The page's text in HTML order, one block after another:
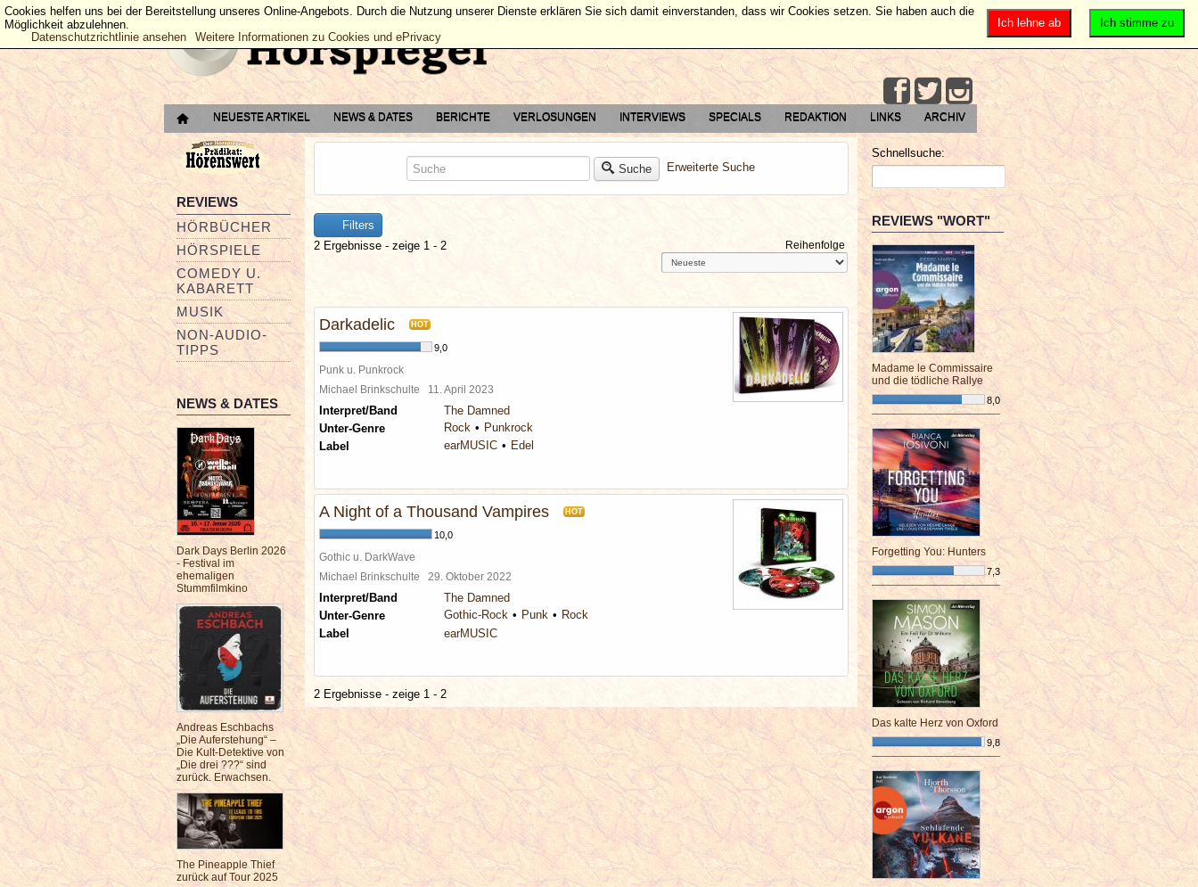
NEUESTE ARTIKEL NEWS & DATES BERICHTE VERLOSUNGEN INTERVIEWS SPECIALS REDAKTION LINKS ARCHIV
REVIEWS
HÖRBÜCHER
HÖRSPIELE
COMEDY U.
KABARETT
MUSIK
NON-AUDIO-
TIPPS
NEWS & DATES
Dark Days Berlin 2026
- Festival im
ehemaligen
Stummfilmkino
Andreas Eschbachs
„Die Auferstehung“ –
Die Kult-Detektive von
„Die drei ???“ sind
zurück. Erwachsen.
The Pineapple Thief
zurück auf Tour 2025
Suche Erweiterte Suche
Filters
2 Ergebnisse - zeige 1 - 2
Reihenfolge
Darkadelic HOT
9,0
Punk u. Punkrock
Michael Brinkschulte 11. April 2023
Interpret/Band
The Damned
Unter-Genre
Rock
Punkrock
Label
earMUSIC Edel
A Night of a Thousand Vampires HOT
10,0
Gothic u. DarkWave
Michael Brinkschulte 29. Oktober 2022
Interpret/Band
The Damned
Unter-Genre
Gothic-Rock Punk
Rock
Label
earMUSIC
2 Ergebnisse - zeige 1 - 2
Schnellsuche:
REVIEWS "WORT"
Madame le Commissaire
und die tödliche Rallye
8,0
¯¯¯¯¯¯¯¯¯¯¯¯¯¯¯¯¯¯¯¯¯¯¯¯
Forgetting You: Hunters
7,3
¯¯¯¯¯¯¯¯¯¯¯¯¯¯¯¯¯¯¯¯¯¯¯¯
Das kalte Herz von Oxford
9,8
¯¯¯¯¯¯¯¯¯¯¯¯¯¯¯¯¯¯¯¯¯¯¯¯
Ich stimme zu
Ich lehne ab
Cookies helfen uns bei der Bereitstellung unseres Online-Angebots. Durch die Nutzung unserer Dienste erklären Sie sich damit einverstanden, dass wir Cookies setzen. Sie haben auch die
Möglichkeit abzulehnen.
Datenschutzrichtlinie ansehen
Weitere Informationen zu Cookies und ePrivacy